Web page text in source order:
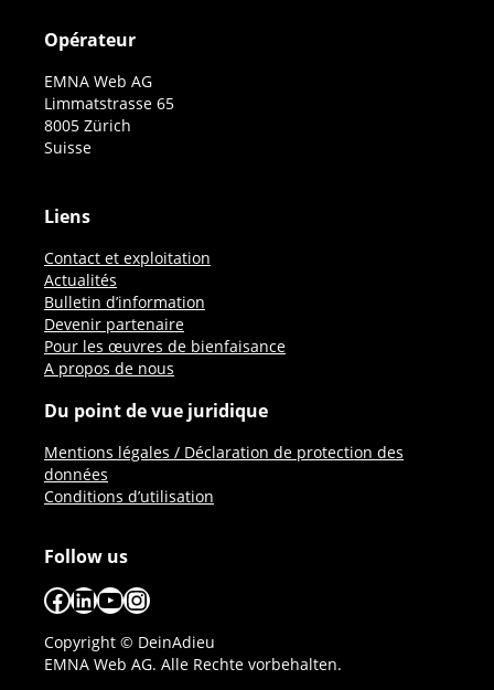
Opérateur
EMNA Web AG
Limmatstrasse 65
8005 Zürich
Suisse
Liens
Contact et exploitation
Actualités
Bulletin d’information
Devenir partenaire
Pour les œuvres de bienfaisance
A propos de nous
Du point de vue juridique
Mentions légales / Déclaration de protection des
données
Conditions d’utilisation
Follow us
Facebook
LinkedIn
YouTube
Instagram
Copyright © DeinAdieu
EMNA Web AG. Alle Rechte vorbehalten.